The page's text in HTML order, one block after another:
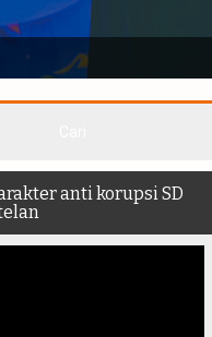
membuka Acara Muktamar
anti korupsi SD